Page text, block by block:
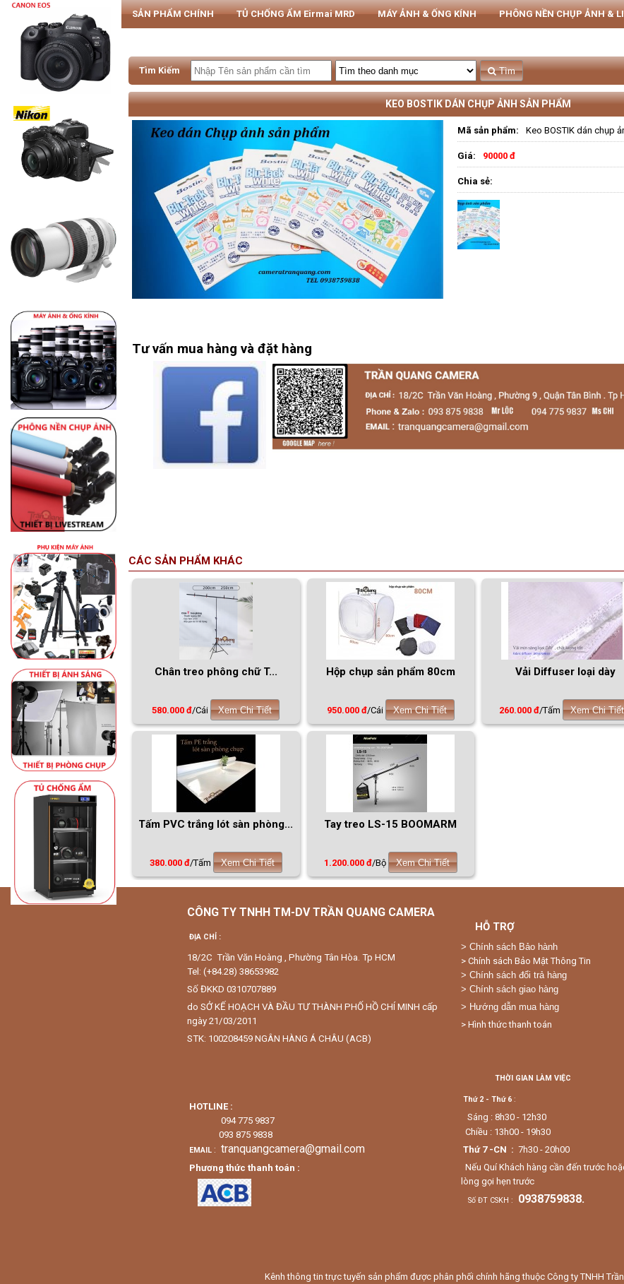
SẢN PHẨM CHÍNH TỦ CHỐNG ẨM Eirmai MRD MÁY ẢNH & ỐNG KÍNH PHÔNG NỀN CHỤP ẢNH &
Tìm Kiếm Tìm
KEO BOSTIK DÁN CHỤP ẢNH SẢN PHẨM
Mã sản phẩm: Keo BOSTIK dán chụp
Giá: 90000 đ
Chia sẻ:
Tư vấn mua hàng và đặt hàng
CÁC SẢN PHẨM KHÁC
Chân treo phông chữ T...
580.000 đ/Cái Xem Chi Tiết
Hộp chụp sản phẩm 80cm
950.000 đ/Cái Xem Chi Tiết
Vải Diffuser loại dày
260.000 đ/Tấm Xem Chi Tiết
Tấm PVC trắng lót sàn phòng...
380.000 đ/Tấm Xem Chi Tiết
Tay treo LS-15 BOOMARM
1.200.000 đ/Bộ Xem Chi Tiết
CÔNG TY TNHH TM-DV TRẦN QUANG CAMERA
ĐỊA CHỈ :
18/2C Trần Văn Hoàng , Phường Tân Hòa. Tp HCM
Tel: (+84.28) 38653982
Số ĐKKD 0310707889
do SỞ KẾ HOẠCH VÀ ĐẦU TƯ THÀNH PHỐ HỒ CHÍ MINH cấp
ngày 21/03/2011
STK: 100208459 NGÂN HÀNG Á CHÂU (ACB)
HỖ TRỢ
> Chính sách Bảo hành
> Chính sách Bảo Mật Thông Tin
> Chính sách đổi trả hàng
> Chính sách giao hàng
> Hướng dẫn mua hàng
> Hình thức thanh toán
HOTLINE :
094 775 9837
093 875 9838
EMAIL : tranquangcamera@gmail.com
Phương thức thanh toán :
THỜI GIAN LÀM VIỆC
Thứ 2 - Thứ 6:
Sáng : 8h30 - 12h30
Chiều : 13h00 - 19h30
Thứ 7 -CN : 7h30 - 20h00
Nếu Quí Khách hàng cần đến trước
lòng gọi hẹn trước
Số ĐT CSKH : 0938759838.
Kênh thông tin trực tuyến sản phẩm được phân phối chính hãng thuộc Công ty TNHH